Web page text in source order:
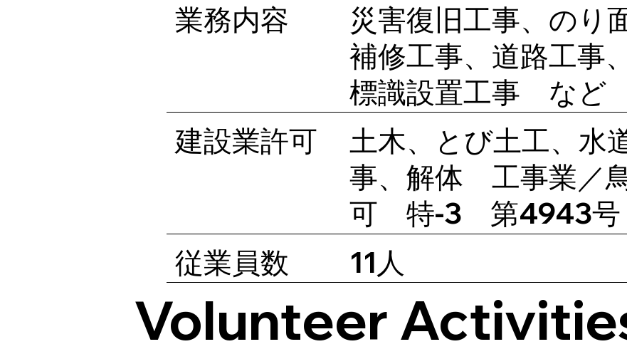
業務内容
災害復旧工事、のり
補修工事、道路工事
標識設置工事 など
建設業許可
土木、とび土工、水
事、解体 工事業／
可 特-3 第4943号
従業員数
11人
Volunteer